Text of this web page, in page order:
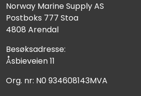
Norway Marine Supply AS
Postboks 777 Stoa
4808 Arendal
Besøksadresse:
Åsbieveien 11
Org. nr: N0 934608143MVA